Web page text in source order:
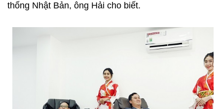
thống Nhật Bản, ông Hải cho biết.